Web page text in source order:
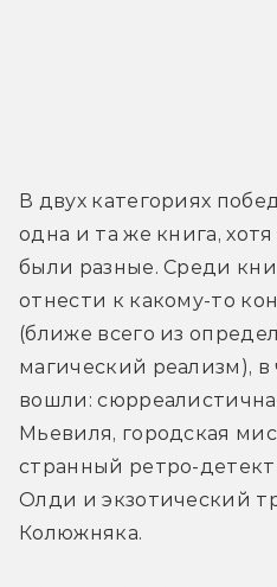
В двух категориях
одна и та же книга,
были разные. Среди
отнести к какому-то
(ближе всего из
магический реализм),
вошли:
Мьевиля, городская
странный ретро-
Олди и экзотический
Колюжняка.